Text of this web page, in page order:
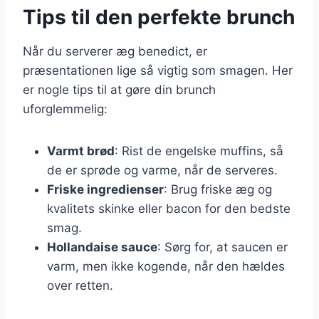
Tips til den perfekte brunch
Når du serverer æg benedict, er
præsentationen lige så vigtig som smagen. Her
er nogle tips til at gøre din brunch
uforglemmelig:
Varmt brød: Rist de engelske muffins, så
de er sprøde og varme, når de serveres.
Friske ingredienser: Brug friske æg og
kvalitets skinke eller bacon for den bedste
smag.
Hollandaise sauce: Sørg for, at saucen er
varm, men ikke kogende, når den hældes
over retten.